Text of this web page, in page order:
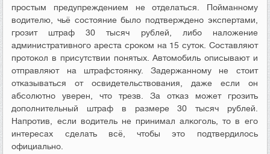
простым предупреждением не отделаться. Пойманному
водителю, чьё состояние было подтверждено экспертами,
грозит штраф 30 тысяч рублей, либо наложение
административного ареста сроком на 15 суток. Составляют
протокол в присутствии понятых. Автомобиль описывают и
отправляют на штрафстоянку. Задержанному не стоит
отказываться от освидетельствования, даже если он
абсолютно уверен, что трезв. За отказ может грозить
дополнительный штраф в размере 30 тысяч рублей.
Напротив, если водитель не принимал алкоголь, то в его
интересах сделать всё, чтобы это подтвердилось
официально.